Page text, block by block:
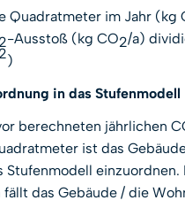
Quadratmeter im Jahr (kg
2-Ausstoß (kg CO2/a)
2)
in das Stufenmodell
berechneten jährlichen
ist das
Stufenmodell einzuordnen.
das Gebäude / die